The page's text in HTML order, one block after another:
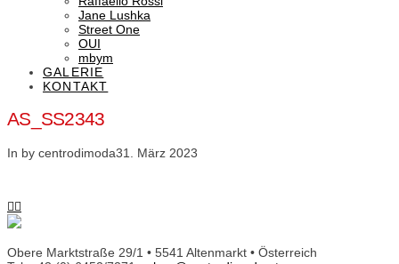
Jane Lushka
Street One
OUI
mbym
GALERIE
KONTAKT
AS_SS2343
In by centrodimoda31. März 2023
Obere Marktstraße 29/1 • 5541 Altenmarkt • Österreich